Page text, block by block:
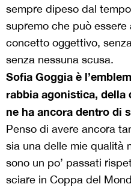
sempre dipeso dal
supremo che può
concetto oggettivo,
senza nessuna scusa.
Sofia Goggia è
rabbia agonistica, della
ne ha ancora dentro di
Penso di avere ancora
sia una delle mie qualità
sono un po’ passati
sciare in Coppa del